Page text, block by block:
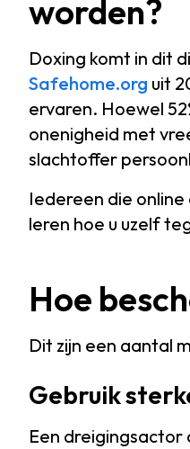
worden?
Doxing komt in dit
Safehome.org uit
ervaren. Hoewel
onenigheid met
slachtoffer
Iedereen die
leren hoe u uzelf
Hoe
Dit zijn een aantal
Gebruik
Een dreigingsactor